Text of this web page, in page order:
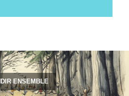
ENSEMBLE